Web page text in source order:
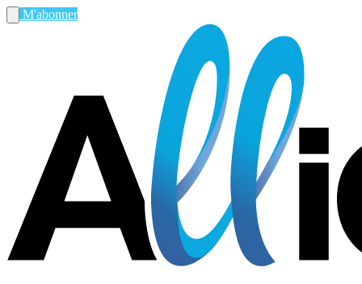
M'abonner